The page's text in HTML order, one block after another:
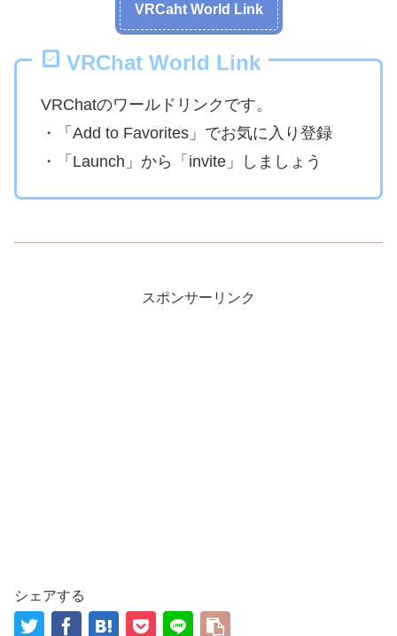
VRCaht World Link
VRChat World Link
VRChatのワールドリンクです。
・「Add to Favorites」でお気に入り登録
・「Launch」から「invite」しましょう
スポンサーリンク
シェアする